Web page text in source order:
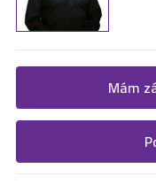
Žádost o
Vyplňte následující
nejbližší Vás naši
Mám
Formulář odešle